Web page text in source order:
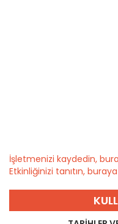
İşletmenizi kaydedin,
Etkinliğinizi tanıtın, buraya